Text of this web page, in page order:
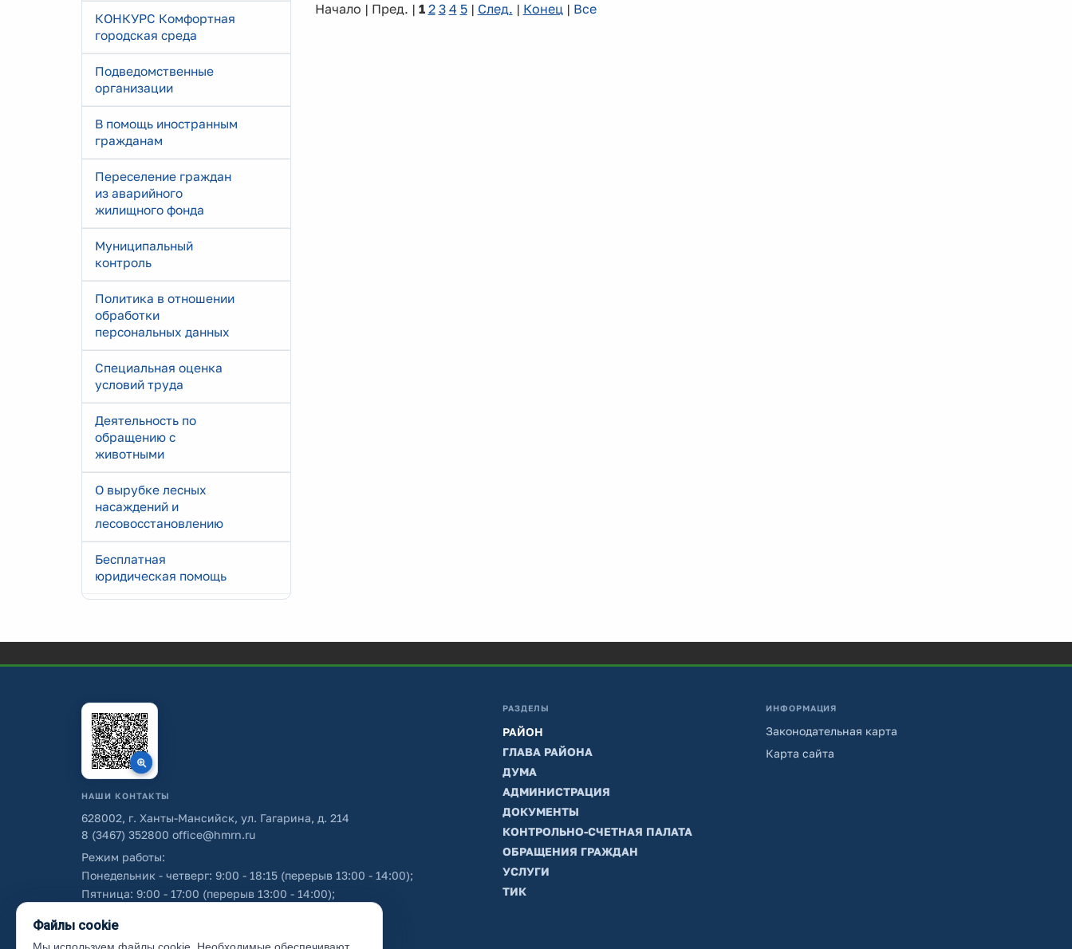
КОНКУРС Комфортная
городская среда
Подведомственные
организации
В помощь иностранным
гражданам
Переселение граждан
из аварийного
жилищного фонда
Муниципальный
контроль
Политика в отношении
обработки
персональных данных
Специальная оценка
условий труда
Деятельность по
обращению с
животными
О вырубке лесных
насаждений и
лесовосстановлению
Бесплатная
юридическая помощь
Начало | Пред. | 1 2 3 4 5| След. | Конец | Все
НАШИ КОНТАКТЫ
628002, г. Ханты-Мансийск, ул. Гагарина, д. 214
8 (3467) 352800 office@hmrn.ru
Режим работы:
Понедельник - четверг: 9:00 - 18:15 (перерыв 13:00 - 14:00);
Пятница: 9:00 - 17:00 (перерыв 13:00 - 14:00);
РАЗДЕЛЫ
РАЙОН
ГЛАВА РАЙОНА
ДУМА
АДМИНИСТРАЦИЯ
ДОКУМЕНТЫ
КОНТРОЛЬНО-СЧЕТНАЯ ПАЛАТА
ОБРАЩЕНИЯ ГРАЖДАН
УСЛУГИ
ТИК
ИНФОРМАЦИЯ
Законодательная карта
Карта сайта
Файлы cookie